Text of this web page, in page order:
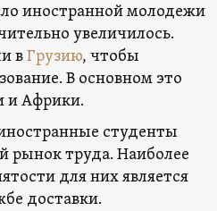
иностранной молодежи
увеличилось.
вГрузию, чтобы
В основном это
и Африки.
студенты
рынок труда. Наиболее
для них является
доставки.